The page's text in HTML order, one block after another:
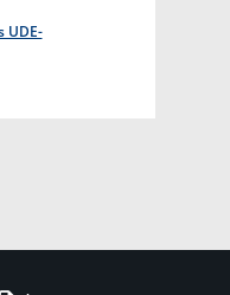
UDE-